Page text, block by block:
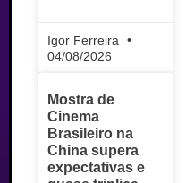
Igor Ferreira
04/08/2026
Mostra de
Cinema
Brasileiro na
China supera
expectativas e